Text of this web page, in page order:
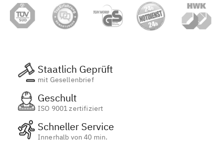
Staatlich Geprüft
mit Gesellenbrief
Geschult
ISO 9001 zertifiziert
Schneller Service
Innerhalb von 40 min.